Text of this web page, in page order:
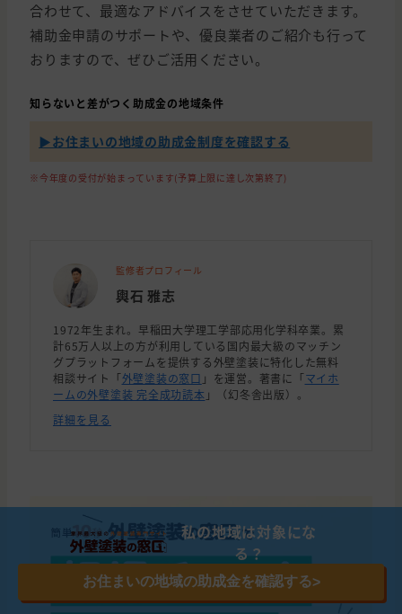
合わせて、最適なアドバイスをさせていただきます。
補助金申請のサポートや、優良業者のご紹介も行って
おりますので、ぜひご活用ください。
知らないと差がつく助成金の地域条件
▶︎お住まいの地域の助成金制度を確認する
※今年度の受付が始まっています(予算上限に達し次第終了)
監修者プロフィール
輿石 雅志
1972年生まれ。早稲田大学理工学部応用化学科卒業。累
計65万人以上の方が利用している国内最大級のマッチン
グプラットフォームを提供する外壁塗装に特化した無料
相談サイト「外壁塗装の窓口 」を運営。著書に「マイホ
ームの外壁塗装 完全成功読本 」（幻冬舎出版）。
詳細を見る
私の地域は対象にな
る？
お住まいの地域の助成金を確認する>